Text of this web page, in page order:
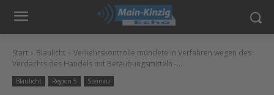
Start Blaulicht
Verkehrskontrolle mündete in Verfahren wegen des
Verdachts des Handels mit Betäubungsmitteln -...
Blaulicht Region 5 Steinau